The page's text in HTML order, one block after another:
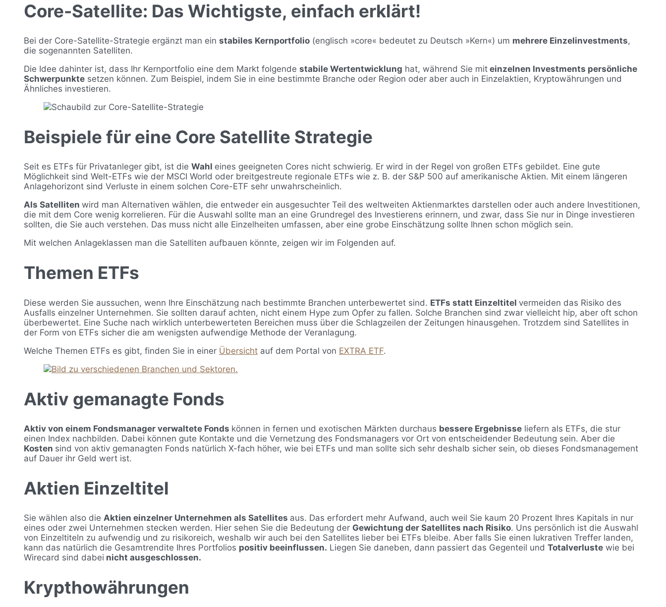
Core-Satellite: Das Wichtigste, einfach erklärt!
Bei der Core-Satellite-Strategie ergänzt man ein stabiles Kernportfolio (englisch »core« bedeutet zu Deutsch »Kern«) um mehrere Einzelinvestments,
die sogenannten Satelliten.
Die Idee dahinter ist, dass Ihr Kernportfolio eine dem Markt folgende stabile Wertentwicklung hat, während Sie mit einzelnen Investments persönliche
Schwerpunkte setzen können. Zum Beispiel, indem Sie in eine bestimmte Branche oder Region oder aber auch in Einzelaktien, Kryptowährungen und
Ähnliches investieren.
Beispiele für eine Core Satellite Strategie
Seit es ETFs für Privatanleger gibt, ist die Wahl eines geeigneten Cores nicht schwierig. Er wird in der Regel von großen ETFs gebildet. Eine gute
Möglichkeit sind Welt-ETFs wie der MSCI World oder breitgestreute regionale ETFs wie z. B. der S&P 500 auf amerikanische Aktien. Mit einem längeren
Anlagehorizont sind Verluste in einem solchen Core-ETF sehr unwahrscheinlich.
Als Satelliten wird man Alternativen wählen, die entweder ein ausgesuchter Teil des weltweiten Aktienmarktes darstellen oder auch andere Investitionen,
die mit dem Core wenig korrelieren. Für die Auswahl sollte man an eine Grundregel des Investierens erinnern, und zwar, dass Sie nur in Dinge investieren
sollten, die Sie auch verstehen. Das muss nicht alle Einzelheiten umfassen, aber eine grobe Einschätzung sollte Ihnen schon möglich sein.
Mit welchen Anlageklassen man die Satelliten aufbauen könnte, zeigen wir im Folgenden auf.
Themen ETFs
Diese werden Sie aussuchen, wenn Ihre Einschätzung nach bestimmte Branchen unterbewertet sind. ETFs statt Einzeltitel vermeiden das Risiko des
Ausfalls einzelner Unternehmen. Sie sollten darauf achten, nicht einem Hype zum Opfer zu fallen. Solche Branchen sind zwar vielleicht hip, aber oft schon
überbewertet. Eine Suche nach wirklich unterbewerteten Bereichen muss über die Schlagzeilen der Zeitungen hinausgehen. Trotzdem sind Satellites in
der Form von ETFs sicher die am wenigsten aufwendige Methode der Veranlagung.
Welche Themen ETFs es gibt, finden Sie in einer Übersicht auf dem Portal von EXTRA ETF.
Aktiv gemanagte Fonds
Aktiv von einem Fondsmanager verwaltete Fonds können in fernen und exotischen Märkten durchaus bessere Ergebnisse liefern als ETFs, die stur
einen Index nachbilden. Dabei können gute Kontakte und die Vernetzung des Fondsmanagers vor Ort von entscheidender Bedeutung sein. Aber die
Kosten sind von aktiv gemanagten Fonds natürlich X-fach höher, wie bei ETFs und man sollte sich sehr deshalb sicher sein, ob dieses Fondsmanagement
auf Dauer ihr Geld wert ist.
Aktien Einzeltitel
Sie wählen also die Aktien einzelner Unternehmen als Satellites aus. Das erfordert mehr Aufwand, auch weil Sie kaum 20 Prozent Ihres Kapitals in nur
eines oder zwei Unternehmen stecken werden. Hier sehen Sie die Bedeutung der Gewichtung der Satellites nach Risiko. Uns persönlich ist die Auswahl
von Einzeltiteln zu aufwendig und zu risikoreich, weshalb wir auch bei den Satellites lieber bei ETFs bleibe. Aber falls Sie einen lukrativen Treffer landen,
kann das natürlich die Gesamtrendite Ihres Portfolios positiv beeinflussen. Liegen Sie daneben, dann passiert das Gegenteil und Totalverluste wie bei
Wirecard sind dabei nicht ausgeschlossen.
Krypthowährungen